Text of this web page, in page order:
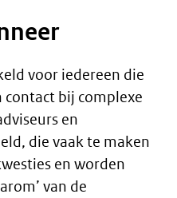
voor iedereen die
contact bij complexe
en
die vaak te maken
en worden
van de